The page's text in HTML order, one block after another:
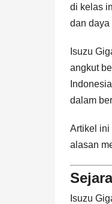
di kelas
dan daya
Isuzu
angkut
dalam
Artikel ini
alasan
Isuzu